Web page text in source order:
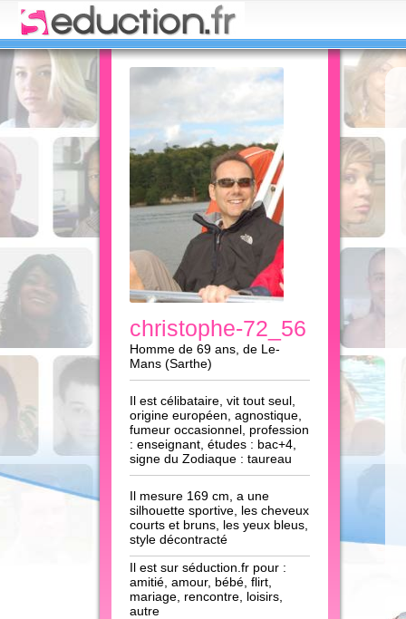
christophe-72_56
Homme de 69 ans, de Le-
Mans (Sarthe)
Il est célibataire, vit tout seul,
origine européen, agnostique,
fumeur occasionnel, profession
: enseignant, études : bac+4,
signe du Zodiaque : taureau
Il mesure 169 cm, a une
silhouette sportive, les cheveux
courts et bruns, les yeux bleus,
style décontracté
Il est sur séduction.fr pour :
amitié, amour, bébé, flirt,
mariage, rencontre, loisirs,
autre